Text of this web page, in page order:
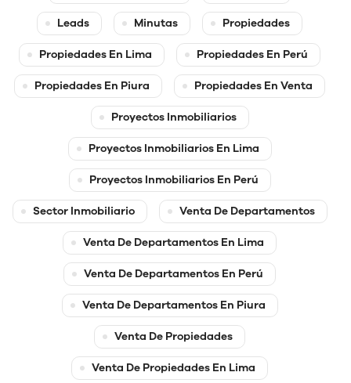
Leads Minutas Propiedades
Propiedades En Lima Propiedades En Perú
Propiedades En Piura Propiedades En Venta
Proyectos Inmobiliarios
Proyectos Inmobiliarios En Lima
Proyectos Inmobiliarios En Perú
Sector Inmobiliario Venta De Departamentos
Venta De Departamentos En Lima
Venta De Departamentos En Perú
Venta De Departamentos En Piura
Venta De Propiedades
Venta De Propiedades En Lima